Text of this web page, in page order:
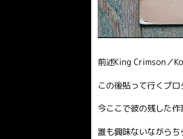
前述King Crimson／
この後貼って行くプ
今ここで彼の残した
誰も興味ないながら